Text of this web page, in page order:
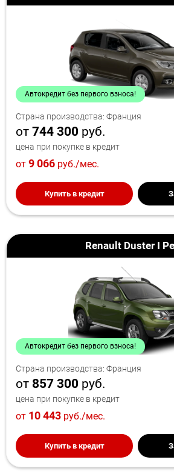
Автокредит без первого взноса!
Страна производства: Франция
от 744 300 руб.
цена при покупке в кредит
от 9 066 руб./мес.
Купить в кредит
Renault Duster I
Автокредит без первого взноса!
Страна производства: Франция
от 857 300 руб.
цена при покупке в кредит
от 10 443 руб./мес.
Купить в кредит